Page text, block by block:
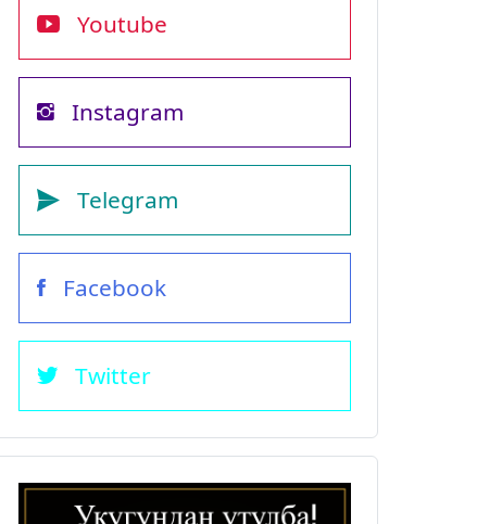
Youtube
Instagram
Telegram
Facebook
Twitter